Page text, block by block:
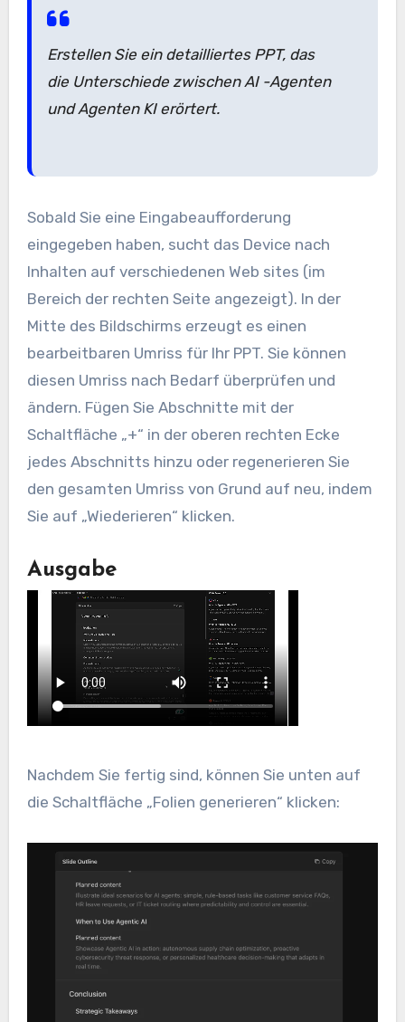
Erstellen Sie ein detailliertes PPT, das
die Unterschiede zwischen AI -Agenten
und Agenten KI erörtert.
Sobald Sie eine Eingabeaufforderung
eingegeben haben, sucht das Device nach
Inhalten auf verschiedenen Web sites (im
Bereich der rechten Seite angezeigt). In der
Mitte des Bildschirms erzeugt es einen
bearbeitbaren Umriss für Ihr PPT. Sie können
diesen Umriss nach Bedarf überprüfen und
ändern. Fügen Sie Abschnitte mit der
Schaltfläche „+“ in der oberen rechten Ecke
jedes Abschnitts hinzu oder regenerieren Sie
den gesamten Umriss von Grund auf neu, indem
Sie auf „Wiederieren“ klicken.
Ausgabe
Nachdem Sie fertig sind, können Sie unten auf
die Schaltfläche „Folien generieren“ klicken: